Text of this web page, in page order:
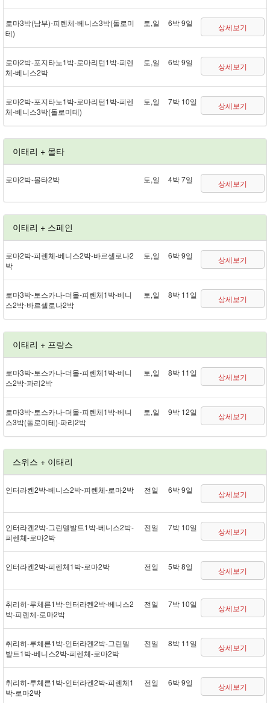
로마 3박(남부) - 피렌체 - 베니스 3박(돌로미
테)
토,일 6박 9일 상세보기
로마 2박 - 포지타노 1박 - 로마리턴 1박 - 피렌
체 - 베니스 2박
토,일 6박 9일 상세보기
로마 2박 - 포지타노 1박 - 로마리턴 1박 - 피렌
체 - 베니스 3박(돌로미테)
토,일 7박 10일 상세보기
이태리 + 몰타
로마 2박 - 몰타 2박 토,일 4박 7일 상세보기
이태리 + 스페인
로마 2박 - 피렌체 - 베니스 2박 - 바르셀로나 2
박
토,일 6박 9일 상세보기
로마 3박 - 토스카나 - 더몰 - 피렌체 1박 - 베니
스 2박 - 바르셀로나 2박
토,일 8박 11일 상세보기
이태리 + 프랑스
로마 3박 - 토스카나 - 더몰 - 피렌체 1박 - 베니
스 2박 - 파리 2박
토,일 8박 11일 상세보기
로마 3박 - 토스카나 - 더몰 - 피렌체 1박 - 베니
스 3박(돌로미테) - 파리 2박
토,일 9박 12일 상세보기
스위스 + 이태리
인터라켄 2박 - 베니스 2박 - 피렌체 - 로마 2박 전일 6박 9일 상세보기
인터라켄 2박 - 그린델발트 1박 - 베니스 2박 -
피렌체 - 로마 2박
전일 7박 10일 상세보기
인터라켄 2박 - 피렌체 1박 - 로마 2박 전일 5박 8일 상세보기
취리히 - 루체른 1박 - 인터라켄 2박 - 베니스 2
박 - 피렌체 - 로마 2박
전일 7박 10일 상세보기
취리히 - 루체른 1박 - 인터라켄 2박 - 그린델
발트 1박 - 베니스 2박 - 피렌체 - 로마 2박
전일 8박 11일 상세보기
취리히 - 루체른 1박 - 인터라켄 2박 - 피렌체 1
박 - 로마 2박
전일 6박 9일 상세보기